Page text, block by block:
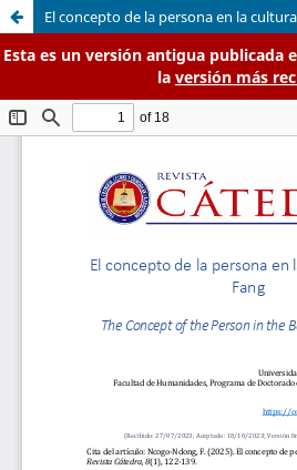
El concepto de la persona en la
Esta es un versión antigua publicada
la versión más